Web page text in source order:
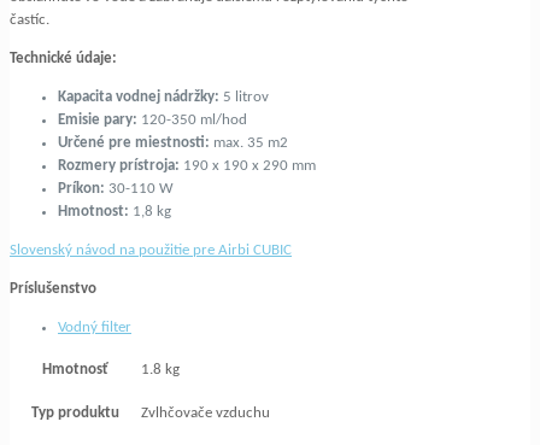
častíc.
Technické údaje:
Kapacita vodnej nádržky: 5 litrov
Emisie pary: 120-350 ml/hod
Určené pre miestnosti: max. 35 m2
Rozmery prístroja: 190 x 190 x 290 mm
Príkon: 30-110 W
Hmotnost: 1,8 kg
Slovenský návod na použitie pre Airbi CUBIC
Príslušenstvo
Vodný filter
Hmotnosť 1.8 kg
Typ produktu Zvlhčovače vzduchu